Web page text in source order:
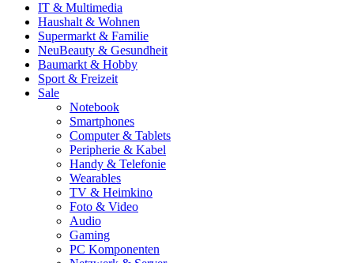
IT & Multimedia
Haushalt & Wohnen
Supermarkt & Familie
NeuBeauty & Gesundheit
Baumarkt & Hobby
Sport & Freizeit
Sale
Notebook
Smartphones
Computer & Tablets
Peripherie & Kabel
Handy & Telefonie
Wearables
TV & Heimkino
Foto & Video
Audio
Gaming
PC Komponenten